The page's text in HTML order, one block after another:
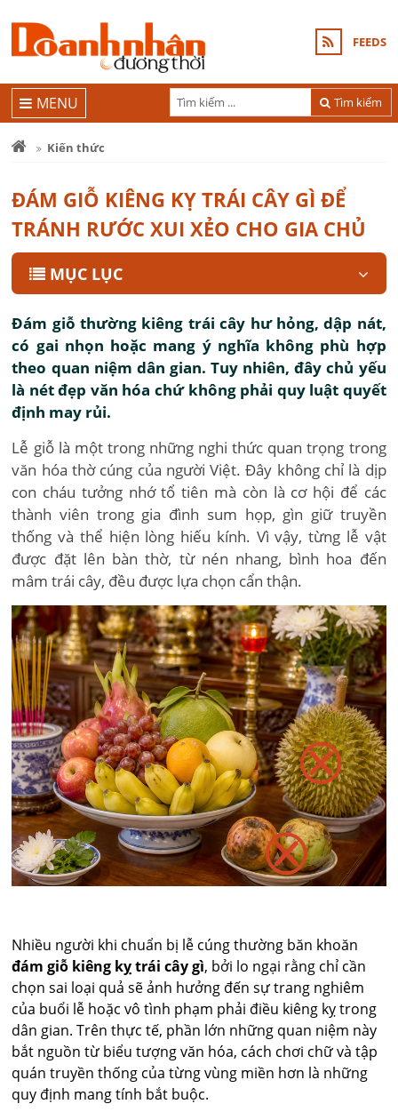
FEEDS
Tìm kiếm
MENU
Kiến thức
ĐÁM GIỖ KIÊNG KỴ TRÁI CÂY GÌ ĐỂ
TRÁNH RƯỚC XUI XẺO CHO GIA CHỦ
MỤC LỤC
Đám giỗ thường kiêng trái cây hư hỏng, dập nát,
có gai nhọn hoặc mang ý nghĩa không phù hợp
theo quan niệm dân gian. Tuy nhiên, đây chủ yếu
là nét đẹp văn hóa chứ không phải quy luật quyết
định may rủi.
Lễ giỗ là một trong những nghi thức quan trọng trong
văn hóa thờ cúng của người Việt. Đây không chỉ là dịp
con cháu tưởng nhớ tổ tiên mà còn là cơ hội để các
thành viên trong gia đình sum họp, gìn giữ truyền
thống và thể hiện lòng hiếu kính. Vì vậy, từng lễ vật
được đặt lên bàn thờ, từ nén nhang, bình hoa đến
mâm trái cây, đều được lựa chọn cẩn thận.
Nhiều người khi chuẩn bị lễ cúng thường băn khoăn
đám giỗ kiêng kỵ trái cây gì, bởi lo ngại rằng chỉ cần
chọn sai loại quả sẽ ảnh hưởng đến sự trang nghiêm
của buổi lễ hoặc vô tình phạm phải điều kiêng kỵ trong
dân gian. Trên thực tế, phần lớn những quan niệm này
bắt nguồn từ biểu tượng văn hóa, cách chơi chữ và tập
quán truyền thống của từng vùng miền hơn là những
quy định mang tính bắt buộc.